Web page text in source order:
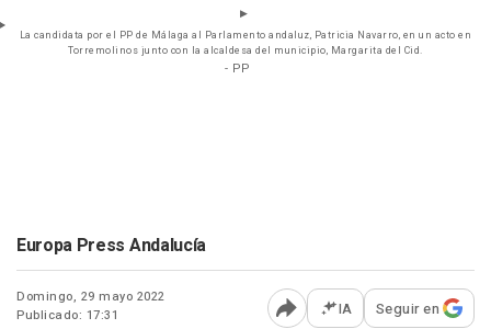
La candidata por el PP de Málaga al Parlamento andaluz, Patricia Navarro, en un acto en
Torremolinos junto con la alcaldesa del municipio, Margarita del Cid.
- PP
Europa Press Andalucía
Domingo, 29 mayo 2022
Publicado: 17:31
Abrir opciones para
IA Seguir en